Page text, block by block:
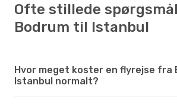
Ofte stillede
Bodrum til Istanbul
Hvor meget koster en flyrejse fra
Istanbul normalt?